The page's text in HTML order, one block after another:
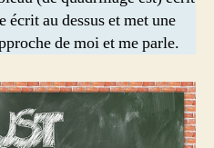
écrit au dessus et met une
de moi et me parle.